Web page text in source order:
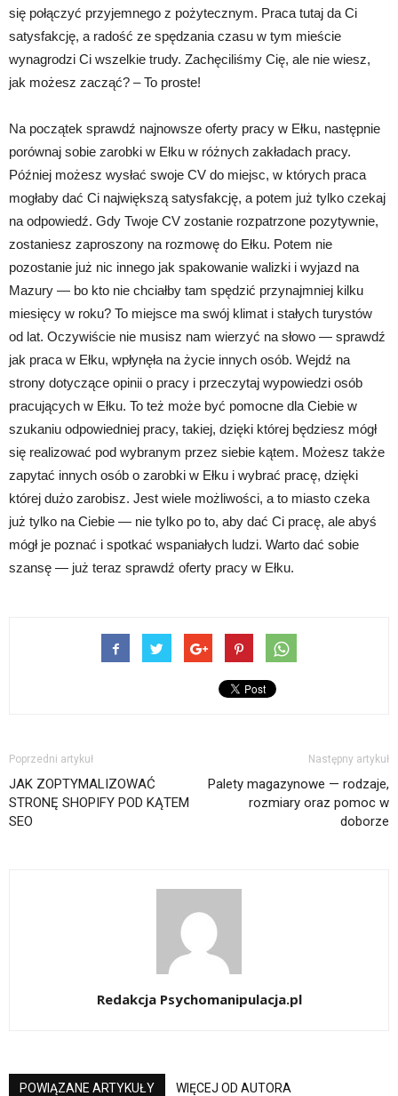
się połączyć przyjemnego z pożytecznym. Praca tutaj da Ci
satysfakcję, a radość ze spędzania czasu w tym mieście
wynagrodzi Ci wszelkie trudy. Zachęciliśmy Cię, ale nie wiesz,
jak możesz zacząć? – To proste!
Na początek sprawdź najnowsze oferty pracy w Ełku, następnie
porównaj sobie zarobki w Ełku w różnych zakładach pracy.
Później możesz wysłać swoje CV do miejsc, w których praca
mogłaby dać Ci największą satysfakcję, a potem już tylko czekaj
na odpowiedź. Gdy Twoje CV zostanie rozpatrzone pozytywnie,
zostaniesz zaproszony na rozmowę do Ełku. Potem nie
pozostanie już nic innego jak spakowanie walizki i wyjazd na
Mazury — bo kto nie chciałby tam spędzić przynajmniej kilku
miesięcy w roku? To miejsce ma swój klimat i stałych turystów
od lat. Oczywiście nie musisz nam wierzyć na słowo — sprawdź
jak praca w Ełku, wpłynęła na życie innych osób. Wejdź na
strony dotyczące opinii o pracy i przeczytaj wypowiedzi osób
pracujących w Ełku. To też może być pomocne dla Ciebie w
szukaniu odpowiedniej pracy, takiej, dzięki której będziesz mógł
się realizować pod wybranym przez siebie kątem. Możesz także
zapytać innych osób o zarobki w Ełku i wybrać pracę, dzięki
której dużo zarobisz. Jest wiele możliwości, a to miasto czeka
już tylko na Ciebie — nie tylko po to, aby dać Ci pracę, ale abyś
mógł je poznać i spotkać wspaniałych ludzi. Warto dać sobie
szansę — już teraz sprawdź oferty pracy w Ełku.
Poprzedni artykuł
JAK ZOPTYMALIZOWAĆ
STRONĘ SHOPIFY POD KĄTEM
SEO
Następny artykuł
Palety magazynowe — rodzaje,
rozmiary oraz pomoc w
doborze
Redakcja Psychomanipulacja.pl
POWIĄZANE ARTYKUŁY WIĘCEJ OD AUTORA